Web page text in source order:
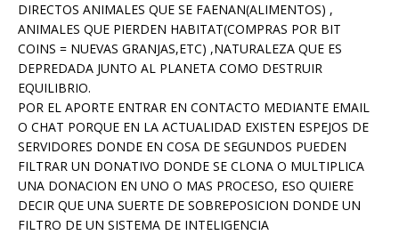
DIRECTOS ANIMALES QUE SE FAENAN(ALIMENTOS) ,
ANIMALES QUE PIERDEN HABITAT(COMPRAS POR BIT
COINS = NUEVAS GRANJAS,ETC) ,NATURALEZA QUE ES
DEPREDADA JUNTO AL PLANETA COMO DESTRUIR
EQUILIBRIO.
POR EL APORTE ENTRAR EN CONTACTO MEDIANTE EMAIL
O CHAT PORQUE EN LA ACTUALIDAD EXISTEN ESPEJOS DE
SERVIDORES DONDE EN COSA DE SEGUNDOS PUEDEN
FILTRAR UN DONATIVO DONDE SE CLONA O MULTIPLICA
UNA DONACION EN UNO O MAS PROCESO, ESO QUIERE
DECIR QUE UNA SUERTE DE SOBREPOSICION DONDE UN
FILTRO DE UN SISTEMA DE INTELIGENCIA